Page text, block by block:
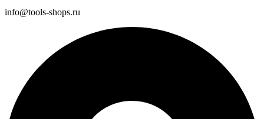
info@tools-shops.ru